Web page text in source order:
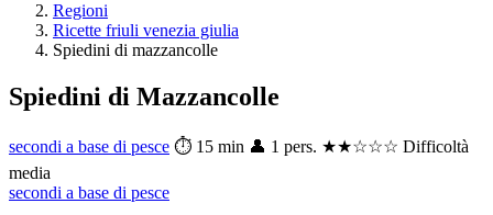
Regioni
Ricette friuli venezia giulia
Spiedini di mazzancolle
Spiedini di Mazzancolle
secondi a base di pesce ⏱ 15 min 👤 1 pers. ★★☆☆☆ Difficoltà
media
secondi a base di pesce